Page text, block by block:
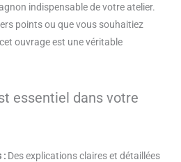
indispensable de votre atelier.
points ou que vous souhaitiez
ouvrage est une véritable
essentiel dans votre
: Des explications claires et détaillées